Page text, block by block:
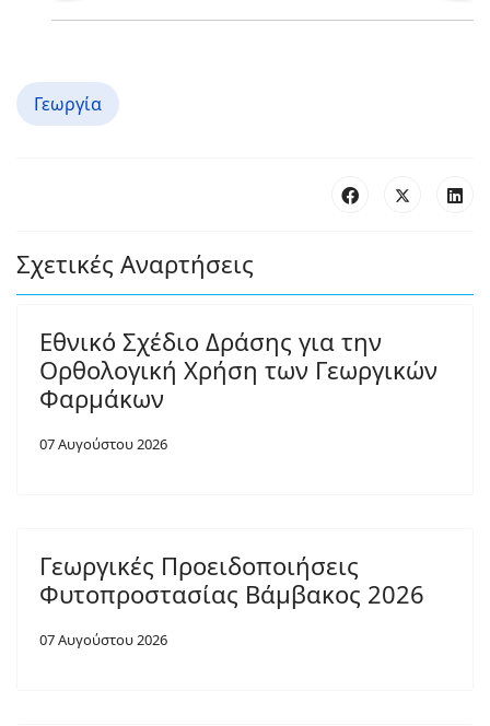
Γεωργία
Σχετικές Αναρτήσεις
Εθνικό Σχέδιο Δράσης για την
Ορθολογική Χρήση των Γεωργικών
Φαρμάκων
07 Αυγούστου 2026
Γεωργικές Προειδοποιήσεις
Φυτοπροστασίας Βάμβακος 2026
07 Αυγούστου 2026